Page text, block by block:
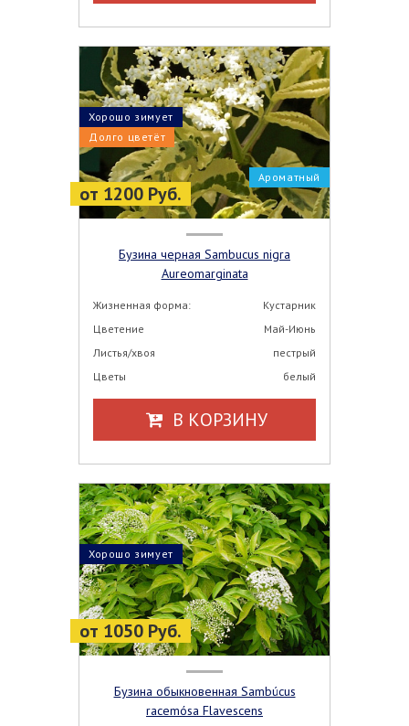
от 1200 Руб.
Ароматный
Долго цветёт
Хорошо зимует
Бузина черная Sambucus nigra
Aureomarginata
Жизненная форма:
Кустарник
Цветение
Май-Июнь
Листья/хвоя
пестрый
Цветы
белый
В КОРЗИНУ
от 1050 Руб.
Хорошо зимует
Бузина обыкновенная Sambúcus
racemósa Flavescens